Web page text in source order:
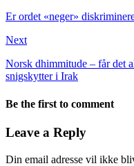
Er ordet «neger»
Next
Norsk dhimmitude – får det
snigskytter i Irak
Be the first to comment
Leave a Reply
Din email adresse vil ikke